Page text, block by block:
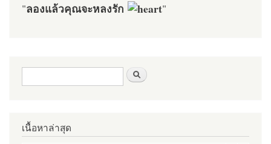
"ลองแล้วคุณจะหลงรัก "
ฟอร์มค้นหา
เนื้อหาล่าสุด